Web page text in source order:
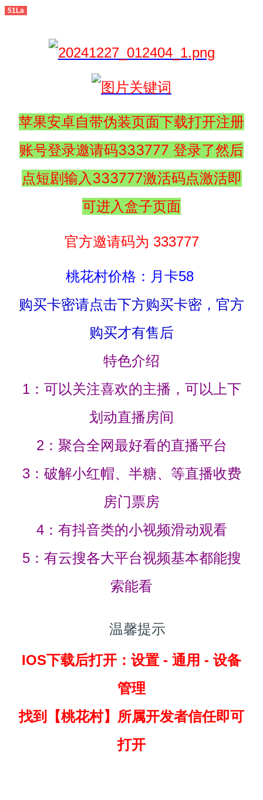
51La
苹果安卓自带伪装页面下载打开注册
账号登录邀请码333777 登录了然后
点短剧输入333777激活码点激活即
可进入盒子页面
官方邀请码为 333777
桃花村价格：月卡58
购买卡密请点击下方购买卡密，官方
购买才有售后
特色介绍
1：可以关注喜欢的主播，可以上下
划动直播房间
2：聚合全网最好看的直播平台
3：破解小红帽、半糖、等直播收费
房门票房
4：有抖音类的小视频滑动观看
5：有云搜各大平台视频基本都能搜
索能看
温馨提示
IOS下载后打开：设置 - 通用 - 设备
管理
找到
【桃花村】所属开发者信任即可
打开